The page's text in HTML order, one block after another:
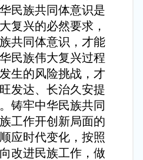
民族共同体意识是
复兴的必然要求，
共同体意识，才能
民族伟大复兴过程
生的风险挑战，才
发达、长治久安提
铸牢中华民族共同
工作开创新局面的
应时代变化，按照
改进民族工作，做